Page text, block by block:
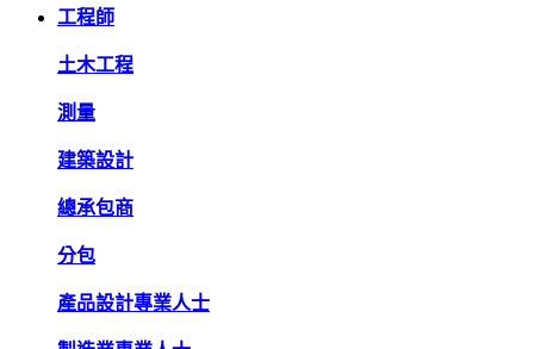
工程師
土木工程
測量
建築設計
總承包商
分包
產品設計專業人士